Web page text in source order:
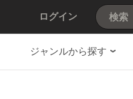
ログイン
ジャンルから探す